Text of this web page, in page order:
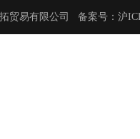
贸易有限公司 备案号： 沪